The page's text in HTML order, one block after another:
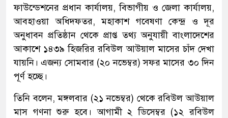
ফাউন্ডেশনের প্রধান কার্যালয়, বিভাগীয় ও জেলা কার্যালয়,
আবহাওয়া অধিদফতর, মহাকাশ গবেষণা কেন্দ্র ও দূর
অনুধাবন প্রতিষ্ঠান থেকে প্রাপ্ত তথ্য অনুযায়ী বাংলাদেশের
আকাশে ১৪৩৯ হিজরির রবিউল আউয়াল মাসের চাঁদ দেখা
যায়নি। এজন্য সোমবার (২০ নভেম্বর) সফর মাসের ৩০ দিন
পূর্ণ হচ্ছে।
তিনি বলেন, মঙ্গলবার (২১ নভেম্বর) থেকে রবিউল আউয়াল
মাস গণনা শুরু হবে। আগামী ২ ডিসেম্বর (১২ রবিউল